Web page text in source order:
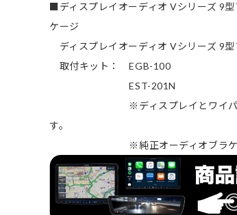
■ディスプレイオーディオ Vシリーズ 9
ケージ
ディスプレイオーディオ Vシリーズ 9
取付キット： EGB-100
EST-201N
※ディスプレイとワイパーレバ
す。
※純正オーディオブラケットの位